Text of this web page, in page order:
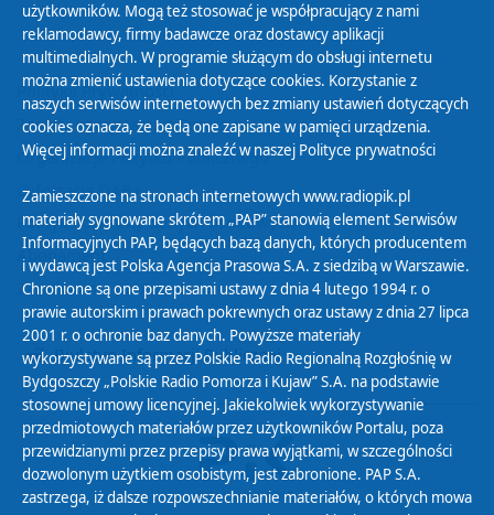
Polityka Prywatności
Zasady korzystania z Serwisu
Organizacje Pożytku Publicznego
Cyfryzacja DAB+
Polityka ochrony danych osobowych
Abonament
Zamówienia publiczne
Biuletyn Informacji Publicznej
użytkowników. Mogą też stosować je współpracujący z nami
reklamodawcy, firmy badawcze oraz dostawcy aplikacji
multimedialnych. W programie służącym do obsługi internetu
można zmienić ustawienia dotyczące cookies. Korzystanie z
naszych serwisów internetowych bez zmiany ustawień dotyczących
cookies oznacza, że będą one zapisane w pamięci urządzenia.
Więcej informacji można znaleźć w naszej Polityce prywatności
Zamieszczone na stronach internetowych www.radiopik.pl
materiały sygnowane skrótem „PAP” stanowią element Serwisów
Informacyjnych PAP, będących bazą danych, których producentem
i wydawcą jest Polska Agencja Prasowa S.A. z siedzibą w Warszawie.
Chronione są one przepisami ustawy z dnia 4 lutego 1994 r. o
prawie autorskim i prawach pokrewnych oraz ustawy z dnia 27 lipca
2001 r. o ochronie baz danych. Powyższe materiały
wykorzystywane są przez Polskie Radio Regionalną Rozgłośnię w
Bydgoszczy „Polskie Radio Pomorza i Kujaw” S.A. na podstawie
stosownej umowy licencyjnej. Jakiekolwiek wykorzystywanie
przedmiotowych materiałów przez użytkowników Portalu, poza
przewidzianymi przez przepisy prawa wyjątkami, w szczególności
dozwolonym użytkiem osobistym, jest zabronione. PAP S.A.
zastrzega, iż dalsze rozpowszechnianie materiałów, o których mowa